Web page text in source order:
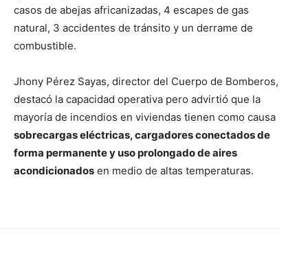
casos de abejas africanizadas, 4 escapes de gas
natural, 3 accidentes de tránsito y un derrame de
combustible.
Jhony Pérez Sayas, director del Cuerpo de Bomberos,
destacó la capacidad operativa pero advirtió que la
mayoría de incendios en viviendas tienen como causa
sobrecargas eléctricas, cargadores conectados de
forma permanente y uso prolongado de aires
acondicionados en medio de altas temperaturas.